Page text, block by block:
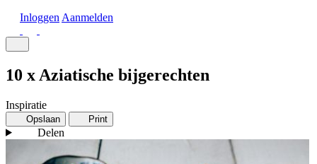
Inloggen Aanmelden
10 x Aziatische bijgerechten
Inspiratie
Opslaan Print
Delen